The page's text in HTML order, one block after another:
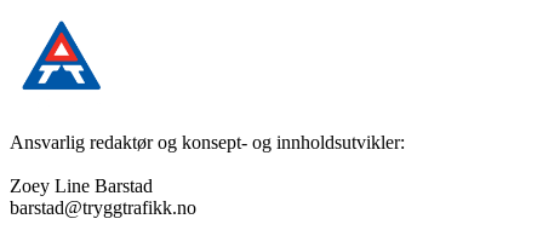
Ansvarlig redaktør og konsept- og innholdsutvikler:
Zoey Line Barstad
barstad@tryggtrafikk.no